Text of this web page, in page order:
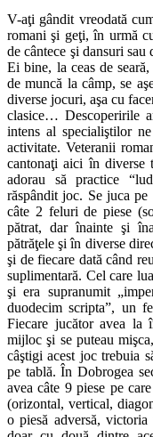
V-aţi gândit vreodată
romani şi geţi, în urmă
de cântece şi dansuri sau
Ei bine, la ceas de
de muncă la câmp, se
diverse jocuri, aşa cu
clasice… Descoperirile
intens al specialiştilor
activitate. Veteranii
cantonaţi aici în diverse
adorau să practice
răspândit joc. Se juca
câte 2 feluri de piese
pătrat, dar înainte şi
pătrăţele şi în diverse
şi de fiecare dată când
suplimentară. Cel care
şi era supranumit
duodecim scripta”, un
Fiecare jucător avea la
mijloc şi se puteau
câştigi acest joc trebuia
pe tablă. În Dobrogea
avea câte 9 piese pe
(orizontal, vertical,
o piesă adversă,